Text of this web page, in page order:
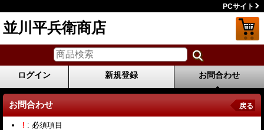
PCサイト
並川平兵衛商店
ログイン 新規登録 お問合わせ
お問合わせ 戻る
! : 必須項目